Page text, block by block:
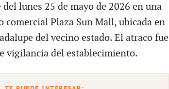
lunes 25 de mayo de 2026 en una
Plaza Sun Mall, ubicada en
del vecino estado. El atraco fue
vigilancia del establecimiento.